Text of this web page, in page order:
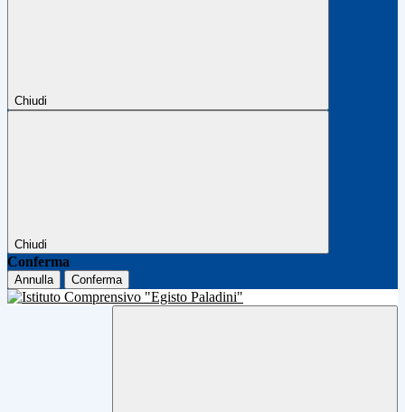
Chiudi
Chiudi
Conferma
Annulla Conferma